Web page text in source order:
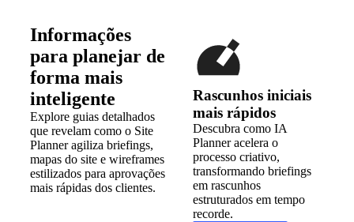
Informações
para planejar de
forma mais
inteligente
Explore guias detalhados
que revelam como o Site
Planner agiliza briefings,
mapas do site e wireframes
estilizados para aprovações
mais rápidas dos clientes.
Rascunhos iniciais
mais rápidos
Descubra como IA
Planner acelera o
processo criativo,
transformando briefings
em rascunhos
estruturados em tempo
recorde.